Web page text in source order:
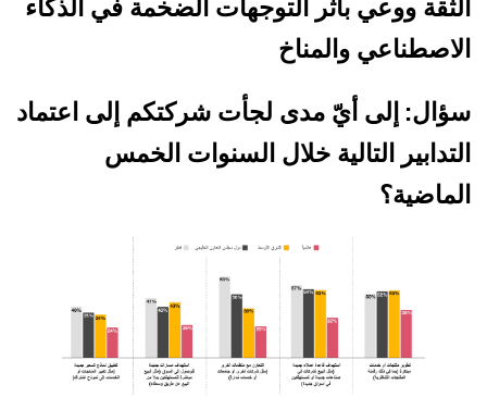
الثقة ووعي بأثر التوجهات الضخمة في الذكاء
الاصطناعي والمناخ
سؤال: إلى أيّ مدى لجأت شركتكم إلى اعتماد
التدابير التالية خلال السنوات الخمس
الماضية؟